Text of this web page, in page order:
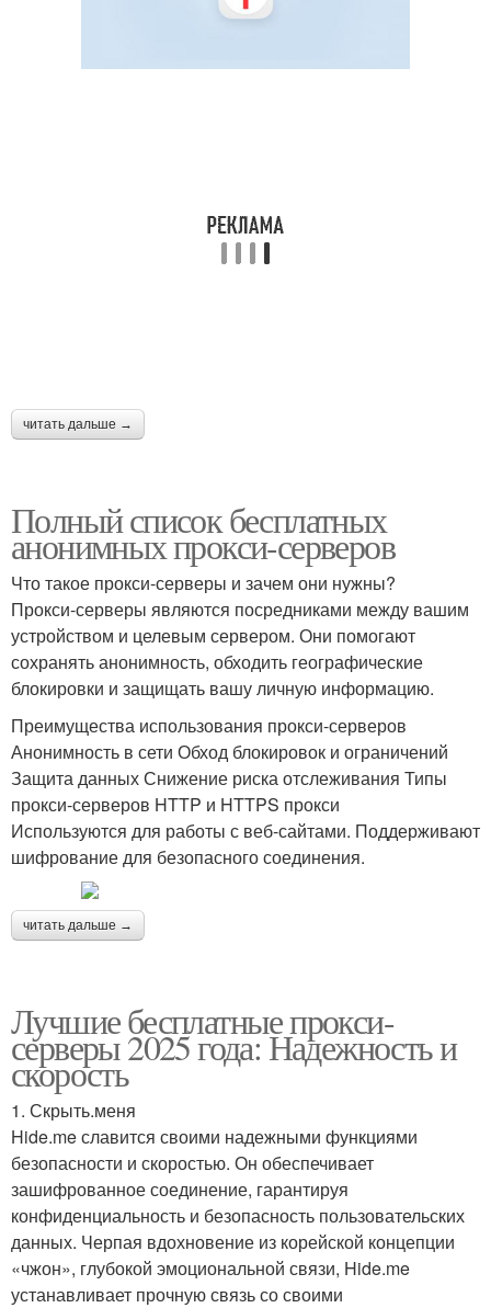
анонимного серфинга
анонимного просмотра
Хорошие прокси-
читать дальше →
Полный список бесплатных
анонимных прокси-серверов
Что такое прокси-серверы и зачем они нужны?
Прокси-серверы являются посредниками между вашим
устройством и целевым сервером. Они помогают
сохранять анонимность, обходить географические
блокировки и защищать вашу личную информацию.
Преимущества использования прокси-серверов
Анонимность в сети Обход блокировок и ограничений
Защита данных Снижение риска отслеживания Типы
прокси-серверов HTTP и HTTPS прокси
Используются для работы с веб-сайтами. Поддерживают
шифрование для безопасного соединения.
читать дальше →
Лучшие бесплатные прокси-
серверы 2025 года: Надежность и
скорость
1. Скрыть.меня
Hide.me славится своими надежными функциями
безопасности и скоростью. Он обеспечивает
зашифрованное соединение, гарантируя
конфиденциальность и безопасность пользовательских
данных. Черпая вдохновение из корейской концепции
«чжон», глубокой эмоциональной связи, Hide.me
устанавливает прочную связь со своими